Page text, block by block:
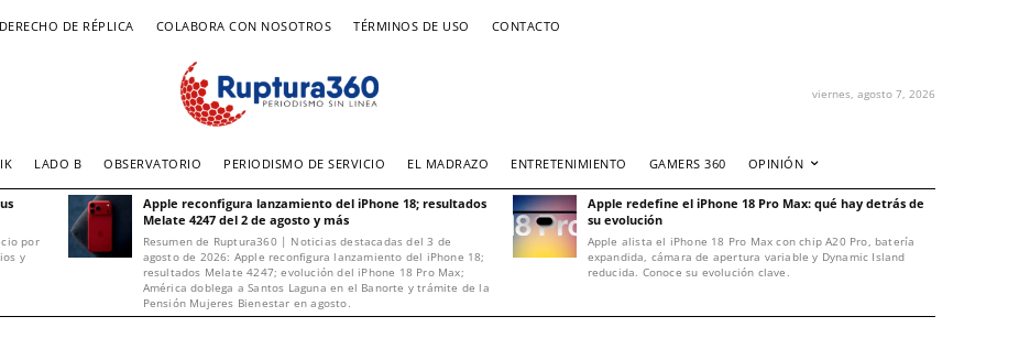
DERECHO DE RÉPLICA COLABORA CON NOSOTROS TÉRMINOS DE USO CONTACTO
viernes, agosto 7, 2026
LADO B OBSERVATORIO PERIODISMO DE SERVICIO EL MADRAZO ENTRETENIMIENTO GAMERS 360 OPINIÓN
por
y
Apple reconfigura lanzamiento del iPhone 18; resultados
Melate 4247 del 2 de agosto y más
Resumen de Ruptura360 | Noticias destacadas del 3 de
agosto de 2026: Apple reconfigura lanzamiento del iPhone 18;
resultados Melate 4247; evolución del iPhone 18 Pro Max;
América doblega a Santos Laguna en el Banorte y trámite de la
Pensión Mujeres Bienestar en agosto.
Apple redefine el iPhone 18 Pro Max: qué hay detrás de
su evolución
Apple alista el iPhone 18 Pro Max con chip A20 Pro, batería
expandida, cámara de apertura variable y Dynamic Island
reducida. Conoce su evolución clave.